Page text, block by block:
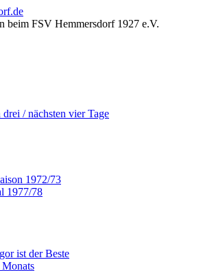
beim FSV Hemmersdorf 1927 e.V.
drei / nächsten vier Tage
1972/73
1977/78
ist der Beste
Monats